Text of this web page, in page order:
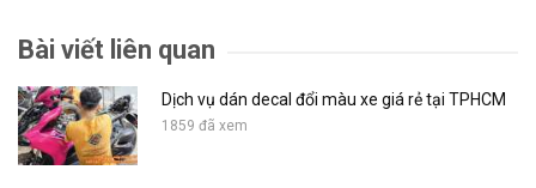
Bài viết liên quan
Dịch vụ dán decal đổi màu xe giá rẻ tại TPHCM
1859 đã xem